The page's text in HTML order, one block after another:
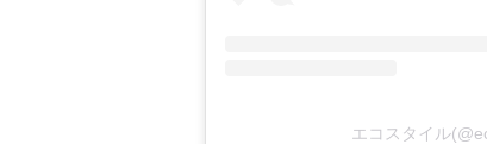
エコスタイル